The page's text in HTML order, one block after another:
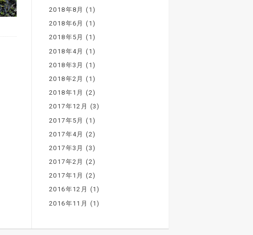
2018年8月 (1)
2018年6月 (1)
2018年5月 (1)
2018年4月 (1)
2018年3月 (1)
2018年2月 (1)
2018年1月 (2)
2017年12月 (3)
2017年5月 (1)
2017年4月 (2)
2017年3月 (3)
2017年2月 (2)
2017年1月 (2)
2016年12月 (1)
2016年11月 (1)